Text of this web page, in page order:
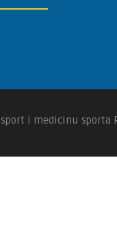
sport i medicinu